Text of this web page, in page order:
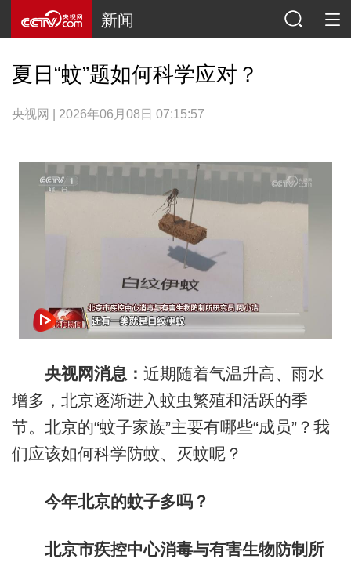
新闻
夏日“蚊”题如何科学应对？
央视网 | 2026年06月08日 07:15:57
央视网消息： 近期随着气温升高、雨水
增多，北京逐渐进入蚊虫繁殖和活跃的季
节。北京的“蚊子家族”主要有哪些“成员”？我
们应该如何科学防蚊、灭蚊呢？
今年北京的蚊子多吗？
北京市疾控中心消毒与有害生物防制所